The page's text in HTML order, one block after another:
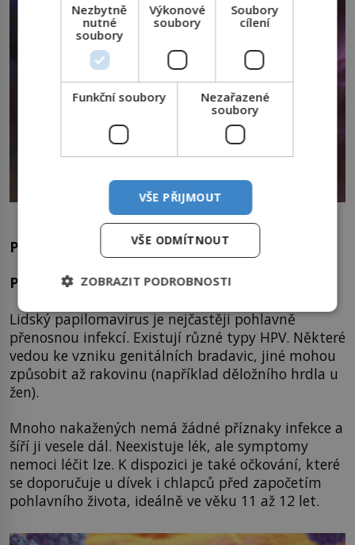
Vypadá jako loukoťové kolo.
Papilomavirus
Přelepka:
Lidský papilomavirus je nejčastěji pohlavně
přenosnou infekcí. Existují různé typy HPV. Některé
vedou ke vzniku genitálních bradavic, jiné mohou
způsobit až rakovinu (například děložního hrdla u
žen).
Mnoho nakažených nemá žádné příznaky infekce a
šíří ji vesele dál. Neexistuje lék, ale symptomy
nemoci léčit lze. K dispozici je také očkování, které
se doporučuje u dívek i chlapců před započetím
pohlavního života, ideálně ve věku 11 až 12 let.
Nezbytně
nutné
soubory
Výkonové
soubory
Soubory
cílení
Funkční soubory
Nezařazené
soubory
VŠE PŘIJMOUT
VŠE ODMÍTNOUT
ZOBRAZIT PODROBNOSTI